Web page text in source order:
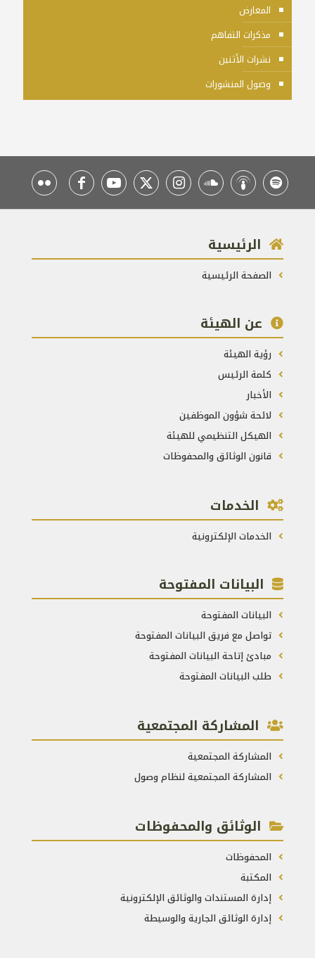
المعارض
مذكرات التفاهم
نشرات الأثنين
وصول المنشورات
الرئيسية
الصفحة الرئيسية
عن الهيئة
رؤية الهيئة
كلمة الرئيس
الأخبار
لائحة شؤون الموظفين
الهيكل التنظيمي للهيئة
قانون الوثائق والمحفوظات
الخدمات
الخدمات الإلكترونية
البيانات المفتوحة
البيانات المفتوحة
تواصل مع فريق البيانات المفتوحة
مبادئ إتاحة البيانات المفتوحة
طلب البيانات المفتوحة
المشاركة المجتمعية
المشاركة المجتمعية
المشاركة المجتمعية لنظام وصول
الوثائق والمحفوظات
المحفوظات
المكتبة
إدارة المستندات والوثائق الإلكترونية
إدارة الوثائق الجارية والوسيطة